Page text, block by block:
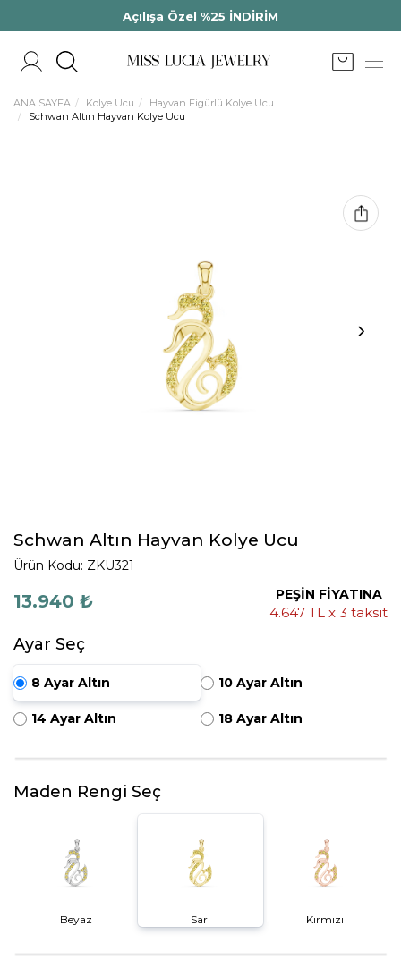
Açılışa Özel %25 İNDİRİM
ANA SAYFA Kolye Ucu
Hayvan Figürlü Kolye Ucu
Schwan Altın Hayvan Kolye Ucu
Schwan Altın Hayvan Kolye Ucu
Ürün Kodu: ZKU321
13.940 ₺ PEŞİN FİYATINA
4.647 TL x 3 taksit
Ayar Seç
8 Ayar Altın 10 Ayar Altın
14 Ayar Altın 18 Ayar Altın
Maden Rengi Seç
Beyaz Sarı Kırmızı